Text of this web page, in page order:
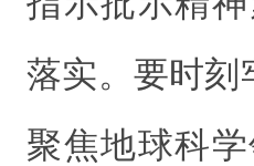
落实。要时刻
聚焦地球科